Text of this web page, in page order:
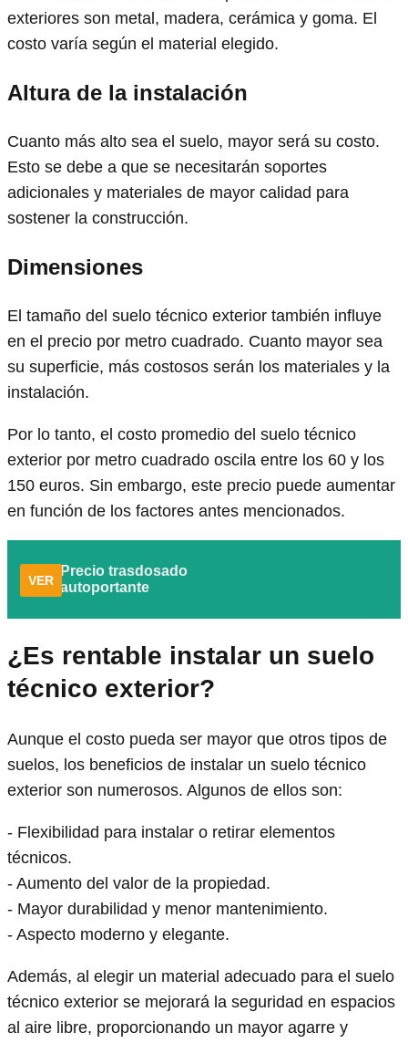
exteriores son metal, madera, cerámica y goma. El
costo varía según el material elegido.
Altura de la instalación
Cuanto más alto sea el suelo, mayor será su costo.
Esto se debe a que se necesitarán soportes
adicionales y materiales de mayor calidad para
sostener la construcción.
Dimensiones
El tamaño del suelo técnico exterior también influye
en el precio por metro cuadrado. Cuanto mayor sea
su superficie, más costosos serán los materiales y la
instalación.
Por lo tanto, el costo promedio del suelo técnico
exterior por metro cuadrado oscila entre los 60 y los
150 euros. Sin embargo, este precio puede aumentar
en función de los factores antes mencionados.
Precio trasdosado
autoportante
VER
¿Es rentable instalar un suelo
técnico exterior?
Aunque el costo pueda ser mayor que otros tipos de
suelos, los beneficios de instalar un suelo técnico
exterior son numerosos. Algunos de ellos son:
- Flexibilidad para instalar o retirar elementos
técnicos.
- Aumento del valor de la propiedad.
- Mayor durabilidad y menor mantenimiento.
- Aspecto moderno y elegante.
Además, al elegir un material adecuado para el suelo
técnico exterior se mejorará la seguridad en espacios
al aire libre, proporcionando un mayor agarre y